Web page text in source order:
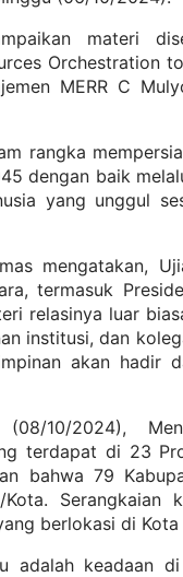
materi
Orchestration
MERR C
rangka
dengan baik
yang unggul
mengatakan,
termasuk
relasinya luar
institusi, dan
akan hadir
10/2024),
terdapat di 23
bahwa 79
Serangkaian
berlokasi di Kota
adalah keadaan